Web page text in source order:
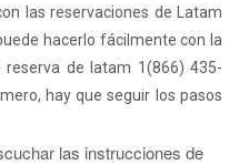
las reservaciones de Latam
hacerlo fácilmente con la
de latam 1(866) 435-
hay que seguir los pasos
las instrucciones de